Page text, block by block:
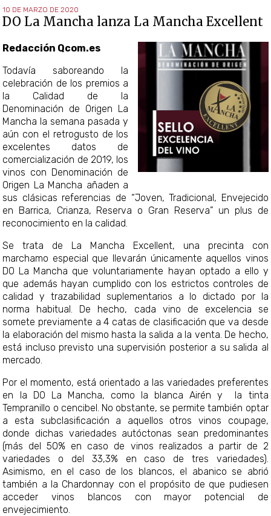
10 DE MARZO DE 2020
DO La Mancha lanza La Mancha Excellent
Redacción Qcom.es
Todavía saboreando la
celebración de los premios a
la Calidad de la
Denominación de Origen La
Mancha la semana pasada y
aún con el retrogusto de los
excelentes datos de
comercialización de 2019, los
vinos con Denominación de
Origen La Mancha añaden a
sus clásicas referencias de “Joven, Tradicional, Envejecido
en Barrica, Crianza, Reserva o Gran Reserva” un plus de
reconocimiento en la calidad.
Se trata de La Mancha Excellent, una precinta con
marchamo especial que llevarán únicamente aquellos vinos
DO La Mancha que voluntariamente hayan optado a ello y
que además hayan cumplido con los estrictos controles de
calidad y trazabilidad suplementarios a lo dictado por la
norma habitual. De hecho, cada vino de excelencia se
somete previamente a 4 catas de clasificación que va desde
la elaboración del mismo hasta la salida a la venta. De hecho,
está incluso previsto una supervisión posterior a su salida al
mercado.
Por el momento, está orientado a las variedades preferentes
en la DO La Mancha, como la blanca Airén y la tinta
Tempranillo o cencibel. No obstante, se permite también optar
a esta subclasificación a aquellos otros vinos coupage,
donde dichas variedades autóctonas sean predominantes
(más del 50% en caso de vinos realizados a partir de 2
variedades o del 33,3% en caso de tres variedades).
Asimismo, en el caso de los blancos, el abanico se abrió
también a la Chardonnay con el propósito de que pudiesen
acceder vinos blancos con mayor potencial de
envejecimiento.